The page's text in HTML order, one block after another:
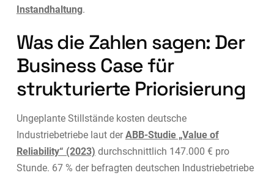
Instandhaltung.
Was die Zahlen sagen: Der
Business Case für
strukturierte Priorisierung
Ungeplante Stillstände kosten deutsche
Industriebetriebe laut derABB-Studie „Value of
Reliability“ (2023) durchschnittlich 147.000 € pro
Stunde. 67 % der befragten deutschen Industriebetriebe